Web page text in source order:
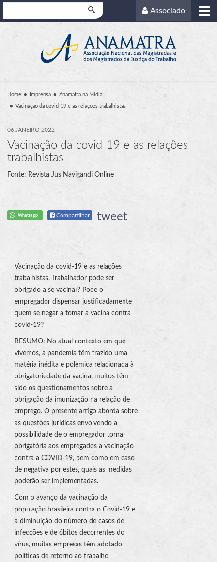
Associado
Home Imprensa Anamatra na Mídia
Vacinação da covid-19 e as relações trabalhistas
06 JANEIRO 2022
Vacinação da covid-19 e as relações
trabalhistas
Fonte: Revista Jus Navigandi Online
Whatsapp Compartilhar tweet
Vacinação da covid-19 e as relações
trabalhistas. Trabalhador pode ser
obrigado a se vacinar? Pode o
empregador dispensar justificadamente
quem se negar a tomar a vacina contra
covid-19?
RESUMO: No atual contexto em que
vivemos, a pandemia têm trazido uma
matéria inédita e polêmica relacionada à
obrigatoriedade da vacina, muitos têm
sido os questionamentos sobre a
obrigação da imunização na relação de
emprego. O presente artigo aborda sobre
as questões jurídicas envolvendo a
possibilidade de o empregador tornar
obrigatória aos empregados a vacinação
contra a COVID-19, bem como em caso
de negativa por estes, quais as medidas
poderão ser implementadas.
Com o avanço da vacinação da
população brasileira contra o Covid-19 e
a diminuição do número de casos de
infecções e de óbitos decorrentes do
vírus, muitas empresas têm adotado
políticas de retorno ao trabalho